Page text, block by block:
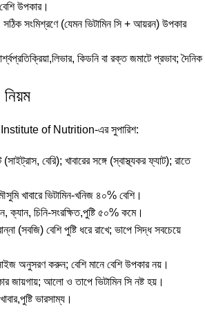
উপকার।
সঠিক সংমিশ্রণে (যেমন ভিটামিন সি + আয়রন) উপকার
কিডনি বা রক্ত জমাটে প্রভাব; দৈনিক
নিয়ম
of Nutrition-এর সুপারিশ:
বেরি); খাবারের সঙ্গে (স্বাস্থ্যকর ফ্যাট); রাতে
খাবারে ভিটামিন-খনিজ ৪০% বেশি।
ক্যান, চিনি-সংরক্ষিত,পুষ্টি ৫০% কমে।
(সবজি) বেশি পুষ্টি ধরে রাখে; ভাপে সিদ্ধ সবচেয়ে
সাইজ অনুসরণ করুন; বেশি মানে বেশি উপকার নয়।
জায়গায়; আলো ও তাপে ভিটামিন সি নষ্ট হয়।
ভারসাম্য।